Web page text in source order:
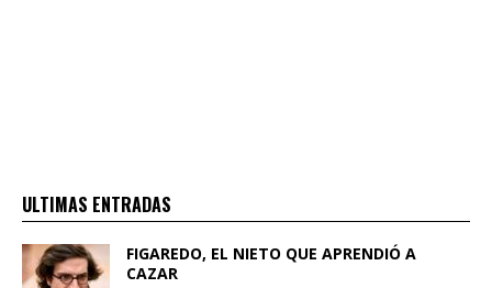
ULTIMAS ENTRADAS
FIGAREDO, EL NIETO QUE APRENDIÓ A
CAZAR